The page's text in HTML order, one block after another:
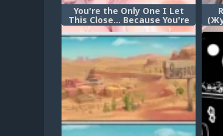
You're the Only One I Let
This Close... Because You're
Special to Me (Ты
особенный... Кому
позволено до меня
дотрагиваться)